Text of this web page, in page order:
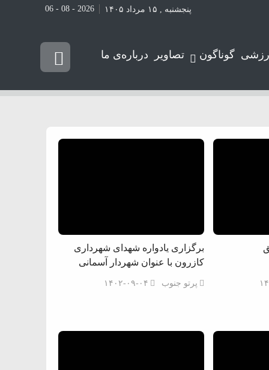
پنجشنبه , ۱۵ مرداد ۱۴۰۵ 2026 - 08 - 06
گوناگون تصاویر درباره‌ی ما
برگزاری یادواره شهدای شهرداری
کازرون با عنوان شهردار آسمانی
پرتو جنوب ۱۴۰۲-۰۹-۰۴